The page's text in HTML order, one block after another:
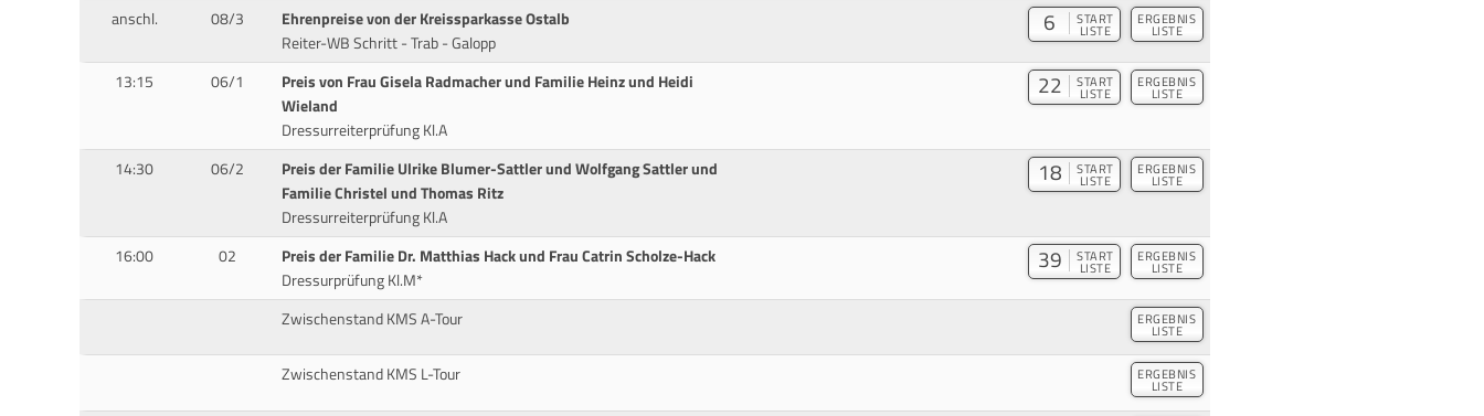
anschl. 08/3
Ehrenpreise von der Kreissparkasse Ostalb
Reiter-WB Schritt - Trab - Galopp
6 START
LISTE
ERGEBNIS
LISTE
13:15 06/1
Preis von Frau Gisela Radmacher und Familie Heinz und Heidi
Wieland
Dressurreiterprüfung Kl.A
22 START
LISTE
ERGEBNIS
LISTE
14:30 06/2
Preis der Familie Ulrike Blumer-Sattler und Wolfgang Sattler und
Familie Christel und Thomas Ritz
Dressurreiterprüfung Kl.A
18 START
LISTE
ERGEBNIS
LISTE
16:00 02
Preis der Familie Dr. Matthias Hack und Frau Catrin Scholze-Hack
Dressurprüfung Kl.M*
39 START
LISTE
ERGEBNIS
LISTE
Zwischenstand KMS A-Tour ERGEBNIS
LISTE
Zwischenstand KMS L-Tour ERGEBNIS
LISTE